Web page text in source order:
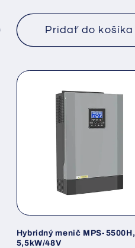
Pridať do košíka
Hybridný menič MPS-5500H,
5,5kW/48V